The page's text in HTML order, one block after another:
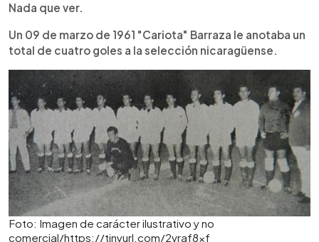
Nada que ver.
Un 09 de marzo de 1961 "Cariota" Barraza le anotaba un
total de cuatro goles a la selección nicaragüense.
Foto: Imagen de carácter ilustrativo y no
comercial/https://tinyurl.com/2vraf8xf